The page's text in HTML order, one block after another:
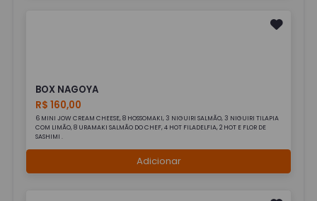
BOX NAGOYA
R$ 160,00
6 MINI JOW CREAM CHEESE, 8 HOSSOMAKI, 3 NIGUIRI SALMÃO, 3 NIGUIRI TILAPIA
COM LIMÃO, 8 URAMAKI SALMÃO DO CHEF, 4 HOT FILADELFIA, 2 HOT E FLOR DE
SASHIMI .
Adicionar